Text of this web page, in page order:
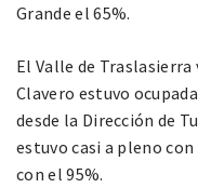
Grande el 65%.
El Valle de
Clavero estuvo
desde la Dirección de
estuvo casi a pleno
con el 95%.